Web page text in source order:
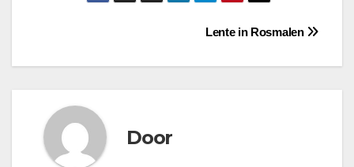
navigatie
Lente in Rosmalen
Door